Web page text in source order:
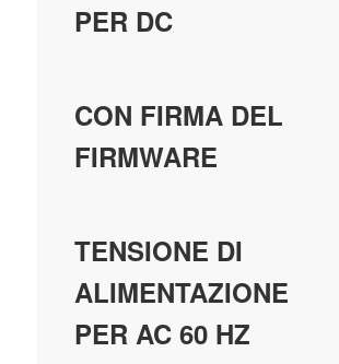
PER DC
CON FIRMA DEL
FIRMWARE
TENSIONE DI
ALIMENTAZIONE
PER AC 60 HZ